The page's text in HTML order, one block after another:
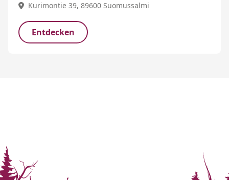
Kurimontie 39, 89600 Suomussalmi
Entdecken